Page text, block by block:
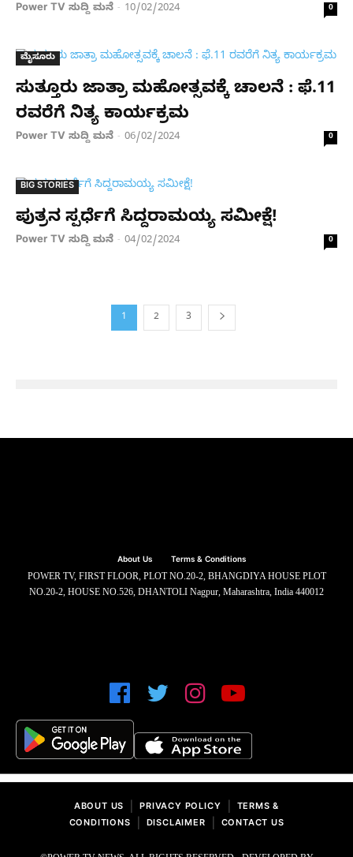
Power TV ಸುದ್ದಿ ಮನೆ - 10/02/2024 0
ಮೈಸೂರು
ಸುತ್ತೂರು ಜಾತ್ರಾ ಮಹೋತ್ಸವಕ್ಕೆ ಚಾಲನೆ : ಫೆ.11
ರವರೆಗೆ ನಿತ್ಯ ಕಾರ್ಯಕ್ರಮ
Power TV ಸುದ್ದಿ ಮನೆ - 06/02/2024 0
BIG STORIES
ಪುತ್ರನ ಸ್ಪರ್ಧೆಗೆ ಸಿದ್ದರಾಮಯ್ಯ ಸಮೀಕ್ಷೆ!
Power TV ಸುದ್ದಿ ಮನೆ - 04/02/2024 0
1 2 3
About Us Terms & Conditions
POWER TV, FIRST FLOOR, PLOT NO.20-2, BHANGDIYA HOUSE PLOT
NO.20-2, HOUSE NO.526, DHANTOLI Nagpur, Maharashtra, India 440012
ABOUT US PRIVACY POLICY
TERMS &
CONDITIONS
DISCLAIMER CONTACT US